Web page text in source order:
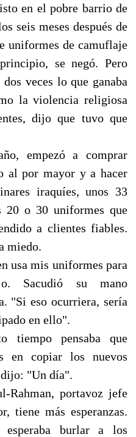
en el pobre barrio de
seis meses después de
uniformes de camuflaje
se negó. Pero
veces lo que ganaba
la violencia religiosa
dijo que tuvo que
empezó a comprar
al por mayor y a hacer
iraquíes, unos 33
20 o 30 uniformes que
a clientes fiables.
miedo.
usa mis uniformes para
Sacudió su mano
"Si eso ocurriera, sería
en ello".
tiempo pensaba que
en copiar los nuevos
"Un día".
Rahman, portavoz jefe
tiene más esperanzas.
burlar a los